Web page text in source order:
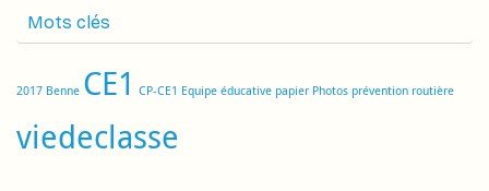
Mots clés
2017 Benne CE1 CP-CE1 Equipe éducative papier Photos prévention routière
viedeclasse